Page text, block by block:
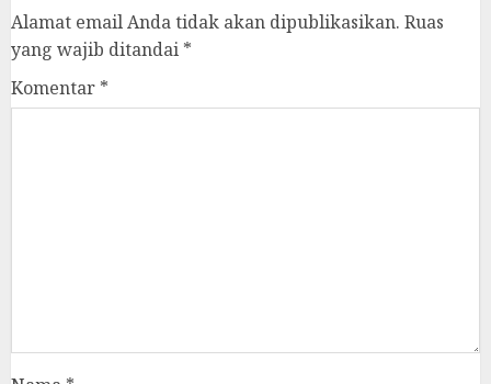
Alamat email Anda tidak akan dipublikasikan. Ruas
yang wajib ditandai *
Komentar *